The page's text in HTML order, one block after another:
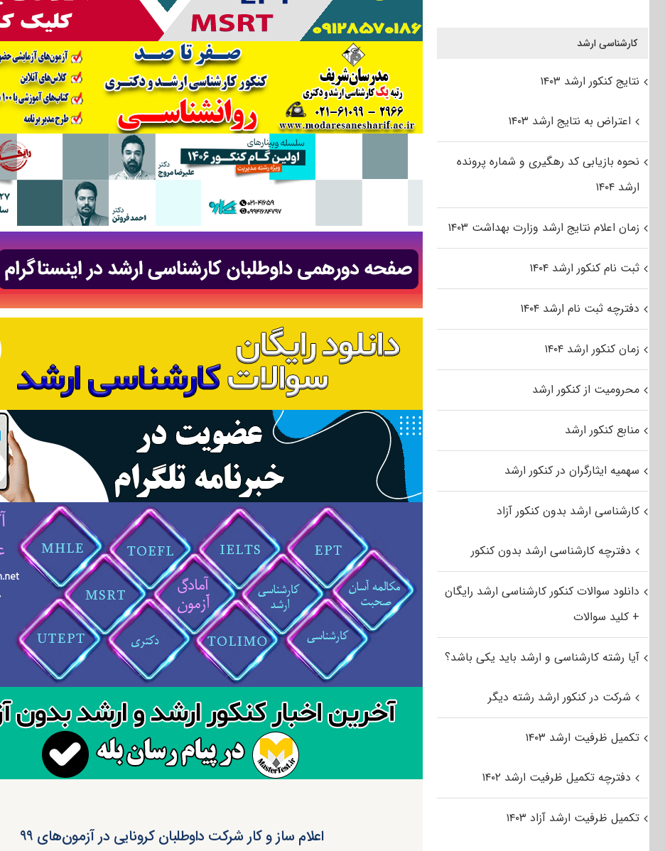
اعلام ساز و کار شرکت داوطلبان کرونایی در آزمون‌های ۹۹
کارشناسی ارشد
نتایج کنکور ارشد ۱۴۰۳
اعتراض به نتایج ارشد ۱۴۰۳
نحوه بازیابی کد رهگیری و شماره پرونده
ارشد ۱۴۰۴
زمان اعلام نتایج ارشد وزارت بهداشت ۱۴۰۳
ثبت نام کنکور ارشد ۱۴۰۴
دفترچه ثبت نام ارشد ۱۴۰۴
زمان کنکور ارشد ۱۴۰۴
محرومیت از کنکور ارشد
منابع کنکور ارشد
سهمیه ایثارگران در کنکور ارشد
کارشناسی ارشد بدون کنکور آزاد
دفترچه کارشناسی ارشد بدون کنکور
دانلود سوالات کنکور کارشناسی ارشد رایگان
+ کلید سوالات
آیا رشته کارشناسی و ارشد باید یکی باشد؟
شرکت در کنکور ارشد رشته دیگر
تکمیل ظرفیت ارشد ۱۴۰۳
دفترچه تکمیل ظرفیت ارشد ۱۴۰۲
تکمیل ظرفیت ارشد آزاد ۱۴۰۳